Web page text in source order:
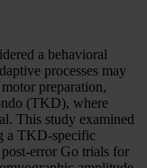
a behavioral
processes may
preparation,
(TKD), where
This study examined
a TKD-specific
error Go trials for